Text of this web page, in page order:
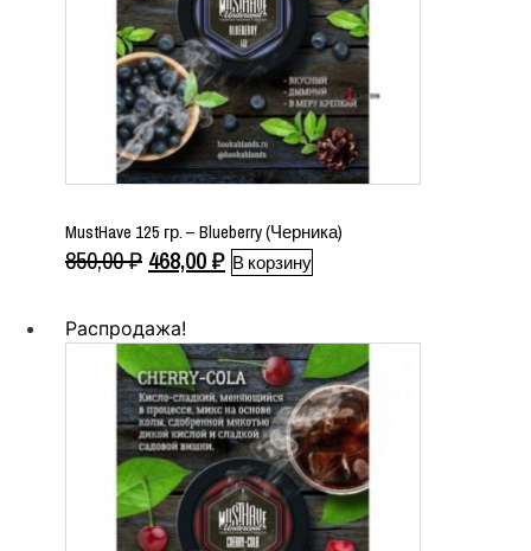
MustHave 125 гр. – Blueberry (Черника)
850,00₽ Первоначальная
составляла
850,00 ₽.
468,00₽Текущая
В корзину
Распродажа!